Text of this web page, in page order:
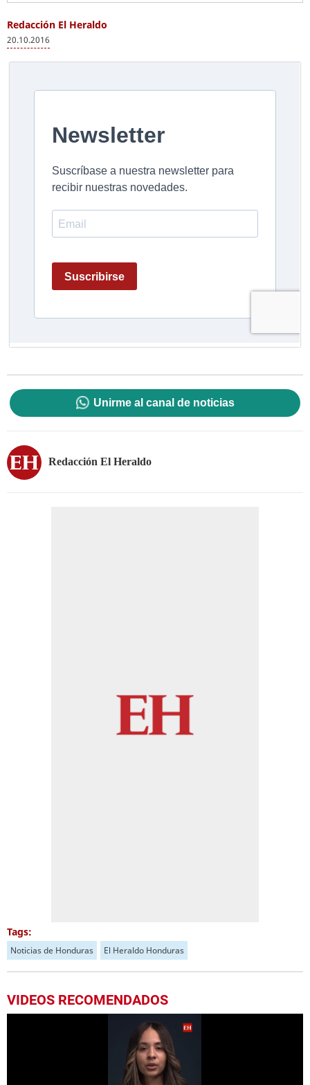
Redacción El Heraldo
20.10.2016
Unirme al canal de noticias
Redacción El Heraldo
Tags:
Noticias de Honduras El Heraldo Honduras
VIDEOS RECOMENDADOS